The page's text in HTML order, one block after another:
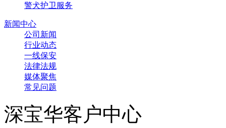
警犬护卫服务
新闻中心
公司新闻
行业动态
一线保安
法律法规
媒体聚焦
常见问题
深宝华客户中心